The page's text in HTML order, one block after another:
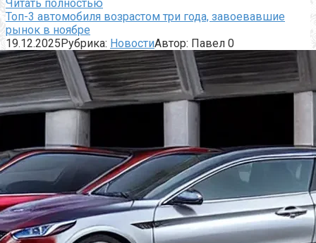
Читать полностью
Топ-3 автомобиля возрастом три года, завоевавшие
рынок в ноябре
19.12.2025Рубрика: НовостиАвтор: Павел 0